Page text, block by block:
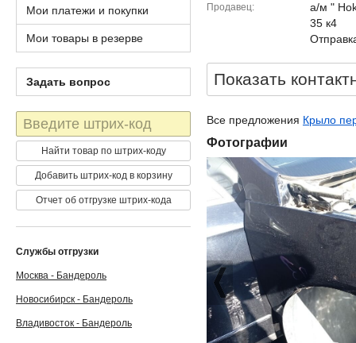
Продавец
а/м "
35 к4
Показать
Все предложения Крыло
Фотографии
Мои платежи и покупки
Мои товары в резерве
Задать вопрос
Штрих-
код
Найти товар по штрих-коду
Добавить штрих-код в корзину
Отчет об отгрузке штрих-кода
Службы отгрузки
Москва - Бандероль
Новосибирск - Бандероль
Владивосток - Бандероль